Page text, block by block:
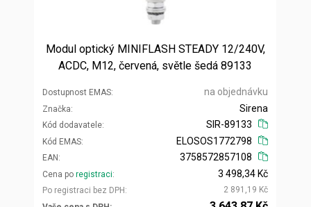
Modul optický MINIFLASH STEADY 12/240V,
ACDC, M12, červená, světle šedá 89133
Dostupnost EMAS na objednávku
Značka
Kód dodavatele
Sirena
SIR-89133
Kód EMAS
EAN
ELOSOS1772798
3758572857108
Cena po registraci
Po registraci bez DPH
3 498,34 Kč
2 891,19 Kč